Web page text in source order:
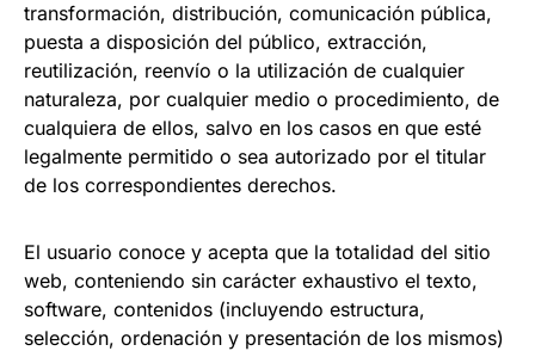
transformación, distribución, comunicación pública,
puesta a disposición del público, extracción,
reutilización, reenvío o la utilización de cualquier
naturaleza, por cualquier medio o procedimiento, de
cualquiera de ellos, salvo en los casos en que esté
legalmente permitido o sea autorizado por el titular
de los correspondientes derechos.
El usuario conoce y acepta que la totalidad del sitio
web, conteniendo sin carácter exhaustivo el texto,
software, contenidos (incluyendo estructura,
selección, ordenación y presentación de los mismos)